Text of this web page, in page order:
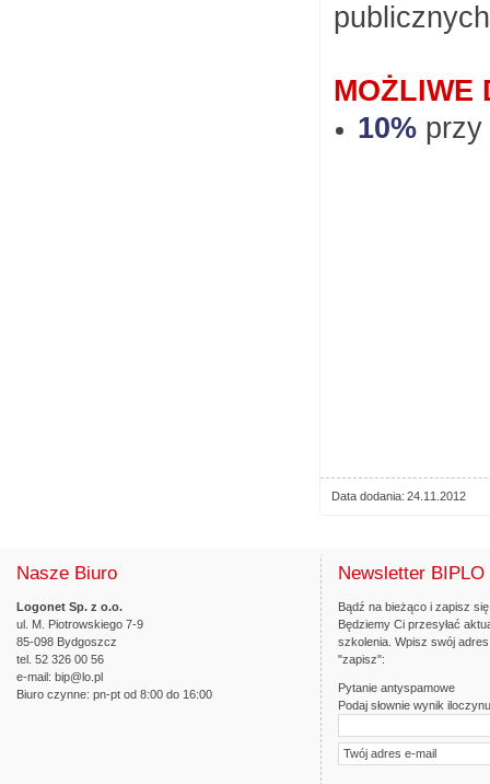
MOŻLIWE
10% przy
Data dodania 24.11.2012
Nasze Biuro
Logonet Sp. z o.o.
ul. M. Piotrowskiego 7-9
85-098 Bydgoszcz
tel. 52 326 00 56
e-mail: bip@lo.pl
Biuro czynne: pn-pt od 8:00 do 16:00
Newsletter BIPLO
Bądź na bieżąco i zapisz
Będziemy Ci przesyłać
szkolenia. Wpisz swój
"zapisz":
Pytanie antyspamowe
Podaj słownie wynik